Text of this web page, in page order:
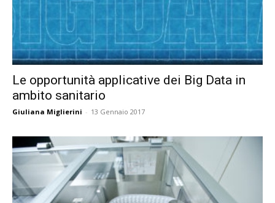
Le opportunità applicative dei Big Data in
ambito sanitario
Giuliana Miglierini - 13 Gennaio 2017